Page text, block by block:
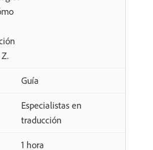
Guía
Especialistas en
traducción
1 hora